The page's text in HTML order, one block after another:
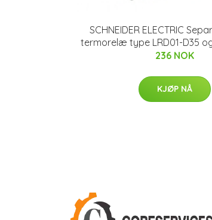
SCHNEIDER ELECTRIC
termorelæ type LRD01-D35
236 NOK
KJØP NÅ